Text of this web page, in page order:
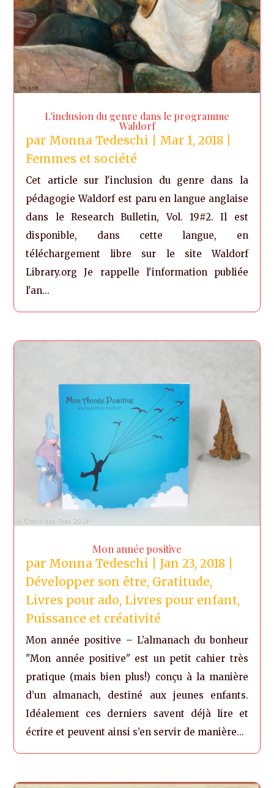
L’inclusion du genre dans le programme
Waldorf
par Monna Tedeschi Mar 1, 2018
Femmes et société
Cet article sur l'inclusion du genre dans la
pédagogie Waldorf est paru en langue anglaise
dans le Research Bulletin, Vol. 19#2. Il est
disponible, dans cette langue, en
téléchargement libre sur le site Waldorf
Library.org Je rappelle l'information publiée
l'an...
Mon année positive
par Monna Tedeschi Jan 23, 2018
Développer son être, Gratitude,
Livres pour ado, Livres pour enfant,
Puissance et créativité
Mon année positive – L’almanach du bonheur
"Mon année positive" est un petit cahier très
pratique (mais bien plus!) conçu à la manière
d’un almanach, destiné aux jeunes enfants.
Idéalement ces derniers savent déjà lire et
écrire et peuvent ainsi s’en servir de manière...